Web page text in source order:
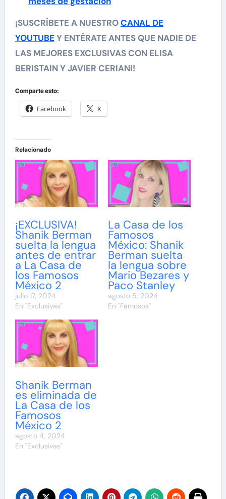
¡SUSCRÍBETE A NUESTROCANAL DE
YOUTUBE Y ENTÉRATE ANTES QUE NADIE DE
LAS MEJORES EXCLUSIVAS CON ELISA
BERISTAIN Y JAVIER CERIANI!
Comparte esto:
Facebook X
Relacionado
¡EXCLUSIVA!
Shanik Berman
suelta la lengua
antes de entrar
a La Casa de
los Famosos
México 2
julio 17, 2024
En "Exclusivas"
La Casa de los
Famosos
México: Shanik
Berman suelta
la lengua sobre
Mario Bezares y
Paco Stanley
agosto 5, 2024
En "Famosos"
Shanik Berman
es eliminada de
La Casa de los
Famosos
México 2
agosto 4, 2024
En "Exclusivas"